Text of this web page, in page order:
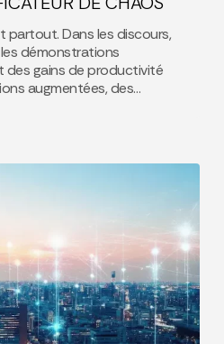
partout. Dans les discours,
démonstrations
des gains de productivité
augmentées, des…